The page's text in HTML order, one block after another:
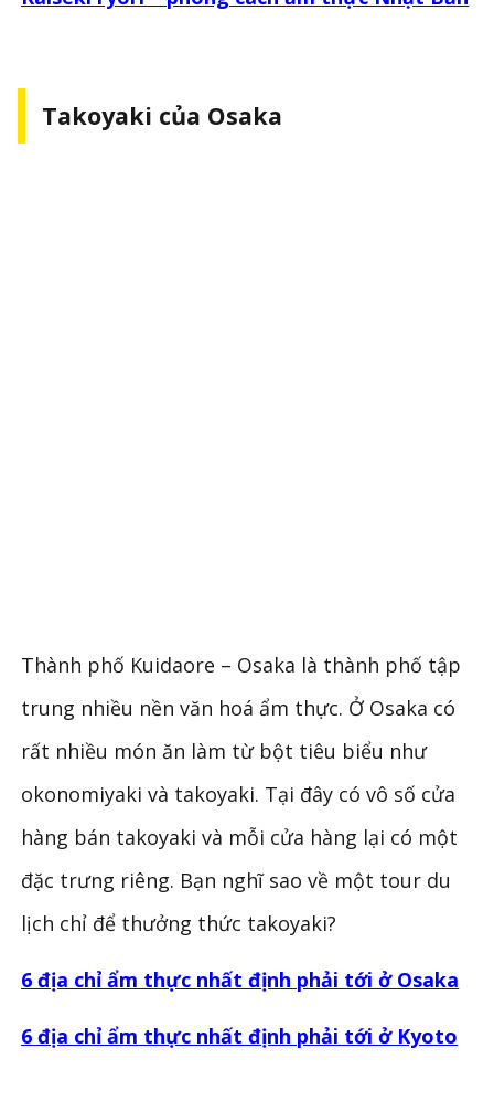
Takoyaki của Osaka
Thành phố Kuidaore – Osaka là thành phố tập
trung nhiều nền văn hoá ẩm thực. Ở Osaka có
rất nhiều món ăn làm từ bột tiêu biểu như
okonomiyaki và takoyaki. Tại đây có vô số cửa
hàng bán takoyaki và mỗi cửa hàng lại có một
đặc trưng riêng. Bạn nghĩ sao về một tour du
lịch chỉ để thưởng thức takoyaki?
6 địa chỉ ẩm thực nhất định phải tới ở Osaka
6 địa chỉ ẩm thực nhất định phải tới ở Kyoto